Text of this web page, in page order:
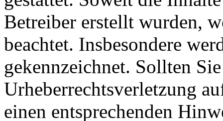
Betreiber erstellt wurden,
beachtet. Insbesondere
gekennzeichnet. Sollten
Urheberrechtsverletzung
einen entsprechenden